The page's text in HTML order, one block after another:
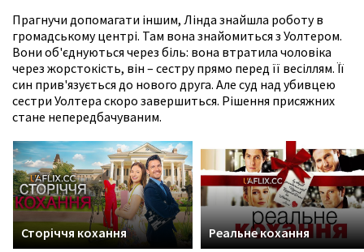
Прагнучи допомагати іншим, Лінда знайшла роботу в
громадському центрі. Там вона знайомиться з Уолтером.
Вони об'єднуються через біль: вона втратила чоловіка
через жорстокість, він – сестру прямо перед її весіллям. Її
син прив'язується до нового друга. Але суд над убивцею
сестри Уолтера скоро завершиться. Рішення присяжних
стане непередбачуваним.
Сторіччя кохання Реальне кохання